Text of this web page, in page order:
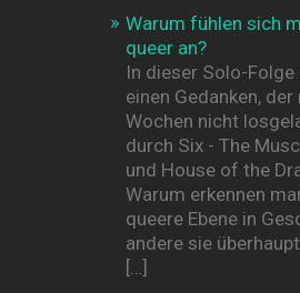
Warum fühlen sich
queer an?
In dieser Solo-
einen Gedanken,
Wochen nicht
durch Six - The
und House of the
Warum erkennen
queere Ebene in
andere sie
[…]